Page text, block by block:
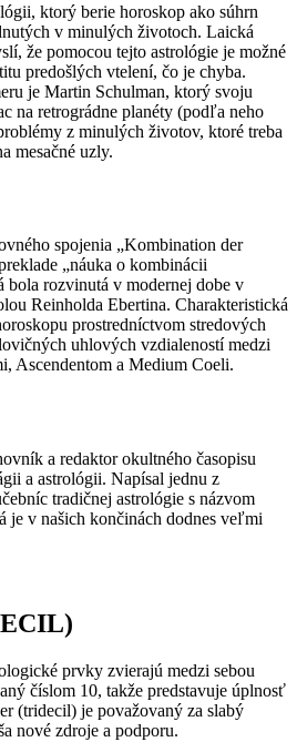
ktorý berie horoskop ako súhrn
v minulých životoch. Laická
že pomocou tejto astrológie je možné
predošlých vtelení, čo je chyba.
je Martin Schulman, ktorý svoju
na retrográdne planéty (podľa neho
z minulých životov, ktoré treba
mesačné uzly.
spojenia „Kombination der
„náuka o kombinácii
rozvinutá v modernej dobe v
Reinholda Ebertina. Charakteristická
prostredníctvom stredových
uhlových vzdialeností medzi
Ascendentom a Medium Coeli.
a redaktor okultného časopisu
a astrológii. Napísal jednu z
tradičnej astrológie s názvom
je v našich končinách dodnes veľmi
prvky zvierajú medzi sebou
číslom 10, takže predstavuje úplnosť
(tridecil) je považovaný za slabý
nové zdroje a podporu.